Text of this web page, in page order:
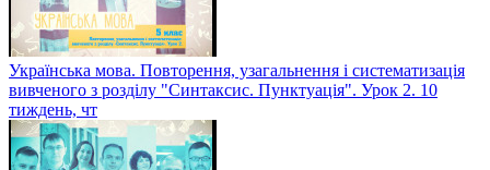
Українська мова. Повторення, узагальнення і систематизація
вивченого з розділу "Синтаксис. Пунктуація". Урок 2. 10
тиждень, чт